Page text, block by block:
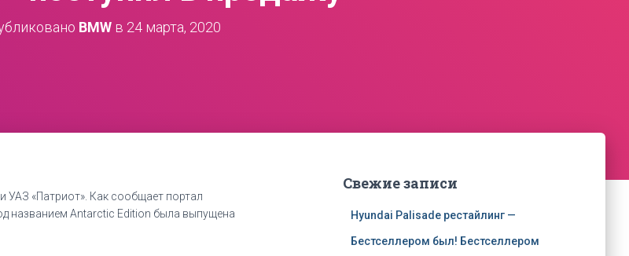
BMW в 24 марта, 2020
УАЗ «Патриот». Как сообщает портал
названием Antarctic Edition была выпущена
Свежие записи
Hyundai Palisade рестайлинг —
Бестселлером был! Бестселлером